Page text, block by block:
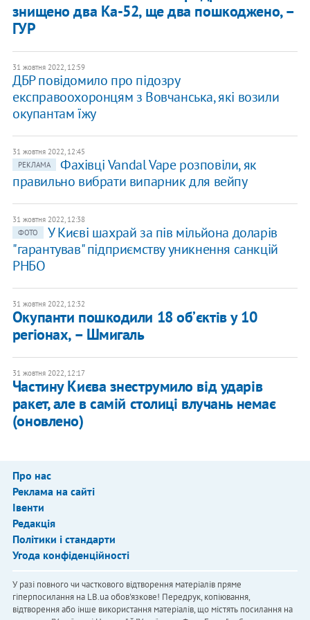
знищено два Ка-52, ще два пошкоджено, –
ГУР
31 жовтня 2022, 12:59
​​ДБР повідомило про підозру
експравоохоронцям з Вовчанська, які возили
окупантам їжу
31 жовтня 2022, 12:45
РЕКЛАМА
​Фахівці Vandal Vape розповіли, як
правильно вибрати випарник для вейпу
31 жовтня 2022, 12:38
ФОТО
У Києві шахрай за пів мільйона доларів
"гарантував" підприємству уникнення санкцій
РНБО
31 жовтня 2022, 12:32
Окупанти пошкодили 18 обʼєктів у 10
регіонах, – Шмигаль
31 жовтня 2022, 12:17
Частину Києва знеструмило від ударів
ракет, але в самій столиці влучань немає
(оновлено)
Про нас
Реклама на сайті
Івенти
Редакція
Політики і стандарти
Угода конфіденційності
У разі повного чи часткового відтворення матеріалів пряме
гіперпосилання на LB.ua обов'язкове! Передрук, копіювання,
відтворення або інше використання матеріалів, що містять посилання на